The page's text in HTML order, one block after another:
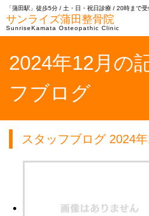
「蒲田駅」徒歩5分 / 土・日・祝日診療 / 20時まで受
サンライズ蒲田整骨院
SunriseKamata Osteopathic Clinic
2024年12月の
フブログ
スタッフブログ 2024